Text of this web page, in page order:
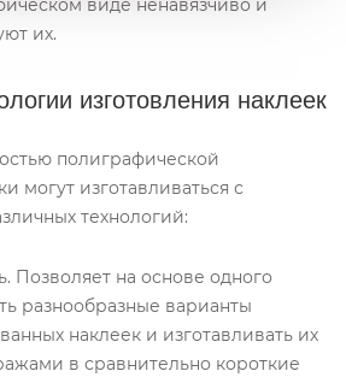
виде ненавязчиво и
их.
изготовления наклеек
полиграфической
могут изготавливаться с
технологий:
Позволяет на основе одного
разнообразные варианты
наклеек и изготавливать их
в сравнительно короткие